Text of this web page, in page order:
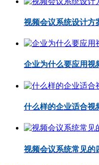
视频会议系统设计方
企业为什么要应用视
什么样的企业适合视
视频会议系统常见的